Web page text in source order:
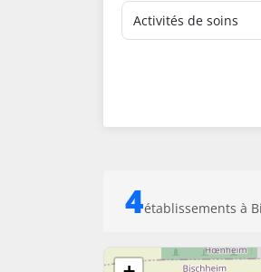
Activités de soins
4établissements à